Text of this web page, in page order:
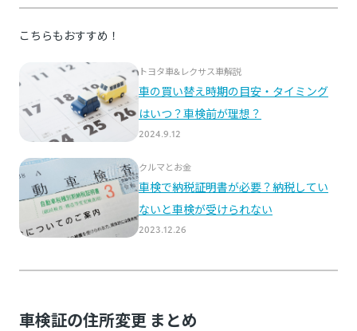
車検証の住所変更 まとめ